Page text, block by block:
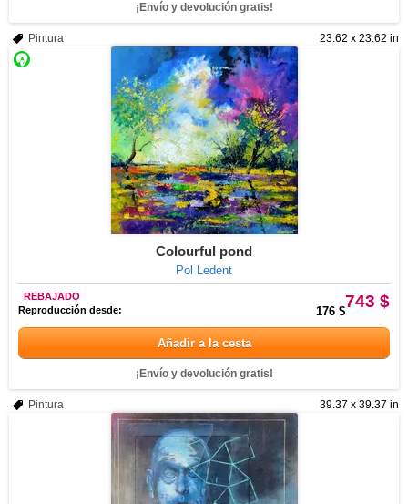
¡Envío y devolución gratis!
23.62 x 23.62 in
Pintura
Colourful pond
Pol Ledent
743 $
REBAJADO
Reproducción desde:
176 $
Añadir a la cesta
¡Envío y devolución gratis!
39.37 x 39.37 in
Pintura